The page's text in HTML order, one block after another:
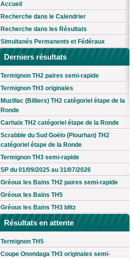
Accueil
Recherche dans le Calendrier
Recherche dans les Résultats
Simultanés Permanents et Fédéraux
Derniers résultats
Termignon TH2 paires semi-rapide
Termignon TH3 originales
Muzillac (Billiers) TH2 catégoriel étape de la
Ronde
Carhaix TH2 catégoriel étape de la Ronde
Scrabble du Sud Goëlo (Plourhan) TH2
catégoriel étape de la Ronde
Termignon TH3 semi-rapide
SP du 01/09/2025 au 31/07/2026
Gréoux les Bains TH2 paires semi-rapide
Gréoux les Bains TH5
Gréoux les Bains TH3 blitz
Résultats en attente
Termignon TH5
Coupe Onondaga TH3 originales semi-